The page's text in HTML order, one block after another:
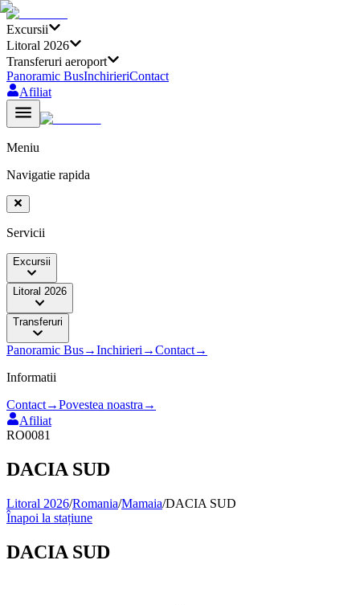
Excursii
Litoral 2026
Transferuri aeroport
Panoramic BusInchirieriContact
Afiliat
Meniu
Navigatie rapida
Servicii
Excursii
Litoral 2026
Transferuri
Panoramic Bus→Inchirieri →Contact→
Informatii
Contact→Povestea noastra →
Afiliat
RO0081
DACIA SUD
Litoral 2026/Romania/Mamaia/DACIA SUD
Înapoi la stațiune
DACIA SUD